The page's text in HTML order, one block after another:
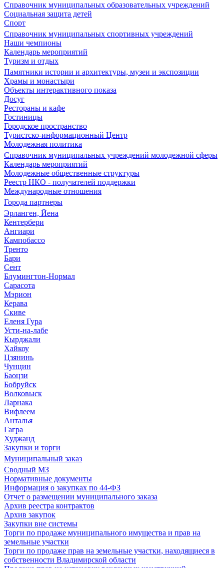
Справочник муниципальных образовательных учреждений
Социальная защита детей
Спорт
Справочник муниципальных спортивных учреждений
Наши чемпионы
Календарь мероприятий
Туризм и отдых
Памятники истории и архитектуры, музеи и экспозиции
Храмы и монастыри
Объекты интерактивного показа
Досуг
Рестораны и кафе
Гостиницы
Городское пространство
Туристско-информационный Центр
Молодежная политика
Справочник муниципальных учреждений молодежной сферы
Календарь мероприятий
Молодежные общественные структуры
Реестр НКО - получателей поддержки
Международные отношения
Города партнеры
Эрланген, Йена
Кентербери
Ангиари
Кампобассо
Тренто
Бари
Сент
Блумингтон-Нормал
Сарасота
Мэрион
Керава
Скиве
Еленя Гура
Усти-на-лабе
Кырджали
Хайкоу
Цзянинь
Чунцин
Баоцзи
Бобруйск
Волковыск
Ларнака
Вифлеем
Анталья
Гагра
Худжанд
Закупки и торги
Муниципальный заказ
Сводный МЗ
Нормативные документы
Информация о закупках по 44-ФЗ
Отчет о размещении муниципального заказа
Архив реестра контрактов
Архив закупок
Закупки вне системы
Торги по продаже муниципального имущества и прав на
земельные участки
Торги по продаже прав на земельные участки, находящиеся в
собственности Владимирской области